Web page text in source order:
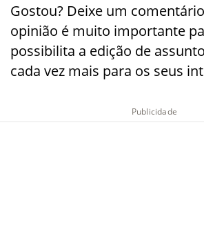
Gostou? Deixe um
opinião é muito importante
possibilita a edição de
cada vez mais para os seus